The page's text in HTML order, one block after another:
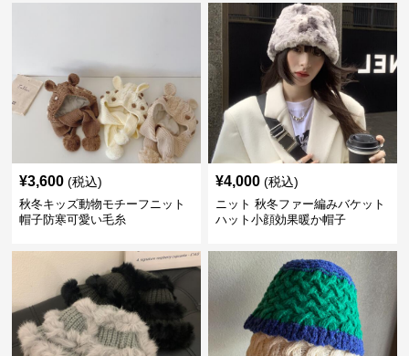
¥3,600 (税込)
秋冬キッズ動物モチーフニット
帽子防寒可愛い毛糸
¥4,000 (税込)
ニット 秋冬ファー編みバケット
ハット小顔効果暖か帽子